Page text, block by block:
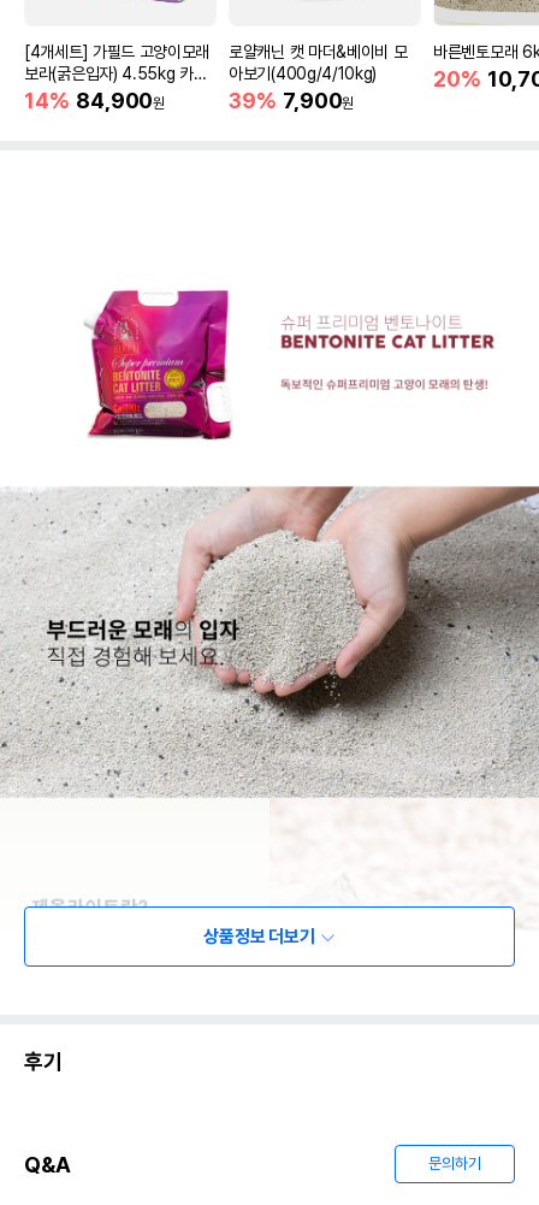
[4개세트] 가필드 고양이모래
보라(굵은입자) 4.55kg 카사
바모래
14% 84,900원
로얄캐닌 캣 마더&베이비 모
아보기(400g/4/10kg)
39% 7,900원
바른벤토모래
20%
상품정보 더보기
후기
Q&A 문의하기